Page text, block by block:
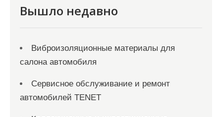
м
Вышло недавно
Виброизоляционные материалы для
салона автомобиля
Сервисное обслуживание и ремонт
автомобилей TENET